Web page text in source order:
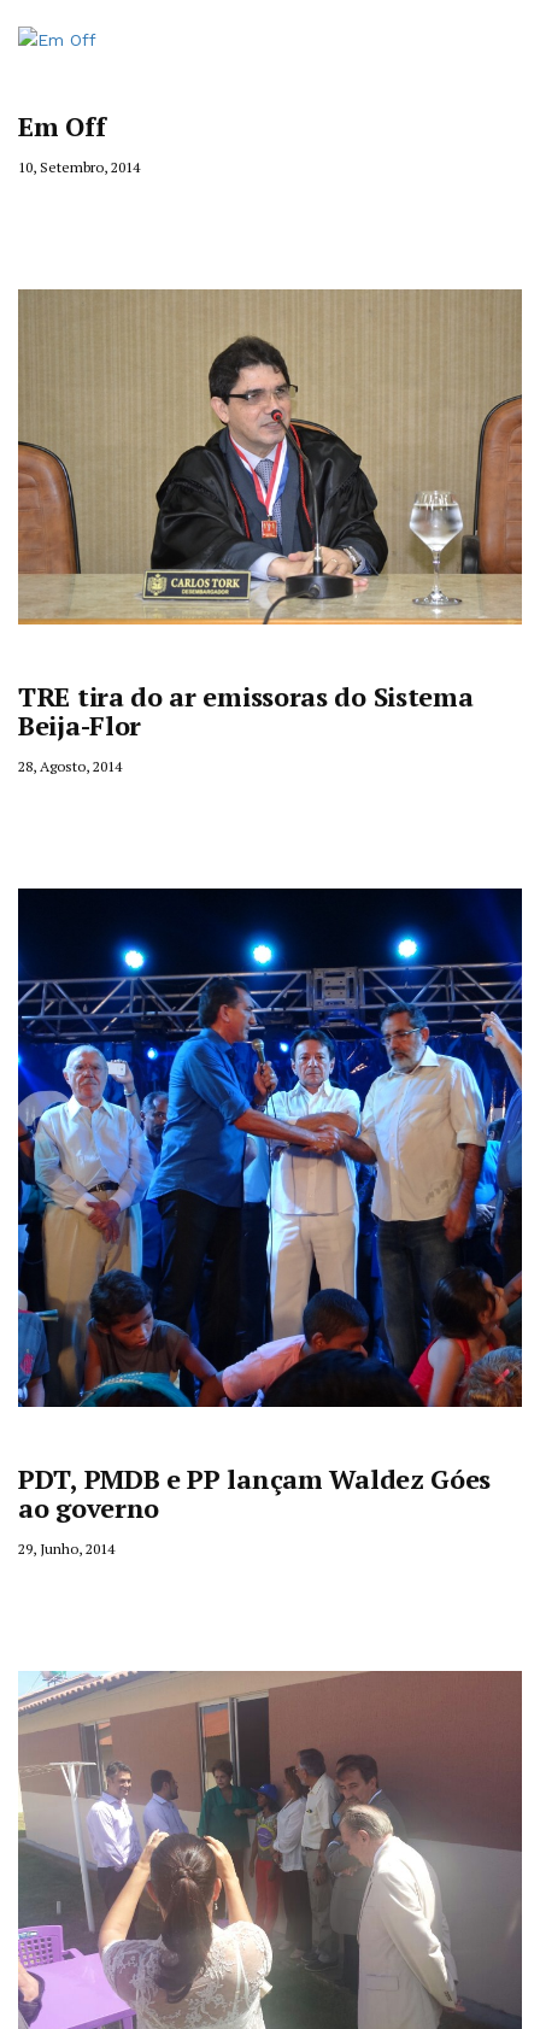
Em Off
10, Setembro, 2014
TRE tira do ar emissoras do Sistema
Beija-Flor
28, Agosto, 2014
PDT, PMDB e PP lançam Waldez Góes
ao governo
29, Junho, 2014